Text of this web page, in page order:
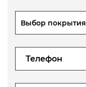
Выбор покрытия